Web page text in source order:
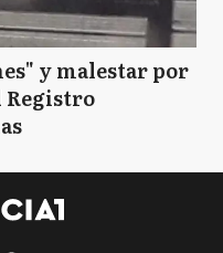
y malestar por
Registro